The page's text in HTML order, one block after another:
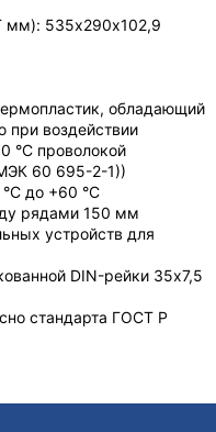
мм): 535х290х102,9
обладающий
при воздействии
°С проволокой
60 695-2-1))
°С до +60 °С
рядами 150 мм
устройств для
DIN-рейки 35х7,5
стандарта ГОСТ Р